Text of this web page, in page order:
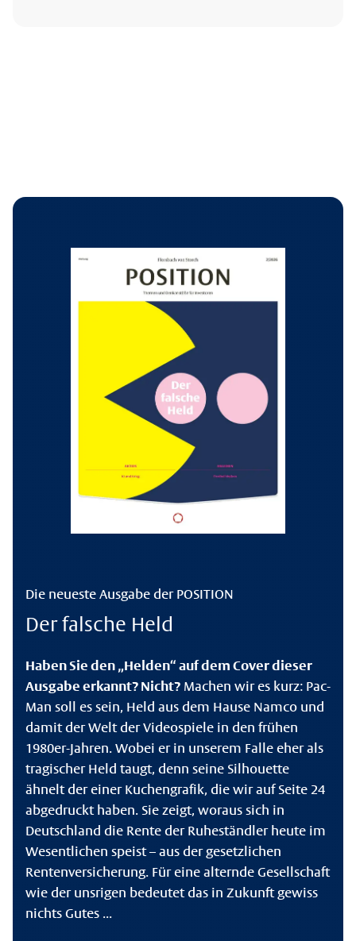
Die neueste Ausgabe der POSITION
Der falsche Held
Haben Sie den „Helden“ auf dem Cover dieser
Ausgabe erkannt? Nicht? Machen wir es kurz: Pac-
Man soll es sein, Held aus dem Hause Namco und
damit der Welt der Videospiele in den frühen
1980er-Jahren. Wobei er in unserem Falle eher als
tragischer Held taugt, denn seine Silhouette
ähnelt der einer Kuchengrafik, die wir auf Seite 24
abgedruckt haben. Sie zeigt, woraus sich in
Deutschland die Rente der Ruheständler heute im
Wesentlichen speist – aus der gesetzlichen
Rentenversicherung. Für eine alternde Gesellschaft
wie der unsrigen bedeutet das in Zukunft gewiss
nichts Gutes ...